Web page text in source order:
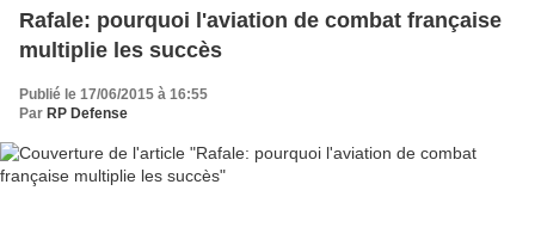
Rafale: pourquoi l'aviation de combat française
multiplie les succès
Publié le 17/06/2015 à 16:55
Par RP Defense